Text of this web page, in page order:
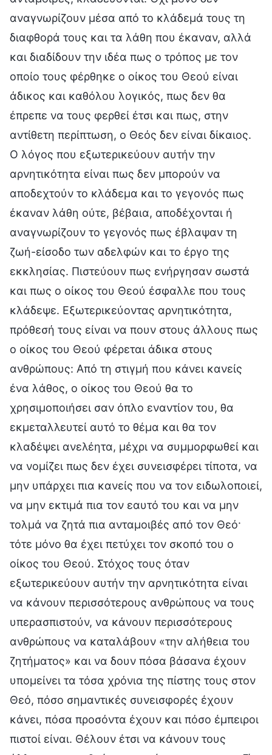
αναγνωρίζουν μέσα από το κλάδεμά τους τη
διαφθορά τους και τα λάθη που έκαναν, αλλά
και διαδίδουν την ιδέα πως ο τρόπος με τον
οποίο τους φέρθηκε ο οίκος του Θεού είναι
άδικος και καθόλου λογικός, πως δεν θα
έπρεπε να τους φερθεί έτσι και πως, στην
αντίθετη περίπτωση, ο Θεός δεν είναι δίκαιος.
Ο λόγος που εξωτερικεύουν αυτήν την
αρνητικότητα είναι πως δεν μπορούν να
αποδεχτούν το κλάδεμα και το γεγονός πως
έκαναν λάθη ούτε, βέβαια, αποδέχονται ή
αναγνωρίζουν το γεγονός πως έβλαψαν τη
ζωή-είσοδο των αδελφών και το έργο της
εκκλησίας. Πιστεύουν πως ενήργησαν σωστά
και πως ο οίκος του Θεού έσφαλλε που τους
κλάδεψε. Εξωτερικεύοντας αρνητικότητα,
πρόθεσή τους είναι να πουν στους άλλους πως
ο οίκος του Θεού φέρεται άδικα στους
ανθρώπους: Από τη στιγμή που κάνει κανείς
ένα λάθος, ο οίκος του Θεού θα το
χρησιμοποιήσει σαν όπλο εναντίον του, θα
εκμεταλλευτεί αυτό το θέμα και θα τον
κλαδέψει ανελέητα, μέχρι να συμμορφωθεί και
να νομίζει πως δεν έχει συνεισφέρει τίποτα, να
μην υπάρχει πια κανείς που να τον ειδωλοποιεί,
να μην εκτιμά πια τον εαυτό του και να μην
τολμά να ζητά πια ανταμοιβές από τον Θεό·
τότε μόνο θα έχει πετύχει τον σκοπό του ο
οίκος του Θεού. Στόχος τους όταν
εξωτερικεύουν αυτήν την αρνητικότητα είναι
να κάνουν περισσότερους ανθρώπους να τους
υπερασπιστούν, να κάνουν περισσότερους
ανθρώπους να καταλάβουν «την αλήθεια του
ζητήματος» και να δουν πόσα βάσανα έχουν
υπομείνει τα τόσα χρόνια της πίστης τους στον
Θεό, πόσο σημαντικές συνεισφορές έχουν
κάνει, πόσα προσόντα έχουν και πόσο έμπειροι
πιστοί είναι. Θέλουν έτσι να κάνουν τους